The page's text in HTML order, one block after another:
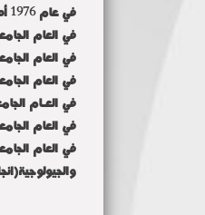
في عام 1976 أصبحت الكلية تابعة لجامعة المنوفية بقرار رئيس مجلس الوزراء رقم 1142 لسنه 1976.
في العام الجامعي 77/1978 أضيفت شعبة اللغة
في العام الجامعي 79/1980 أضيفت شعبة الطبيعة
في العام الجامعي 80/1981 أضيفت الشعب الفنية الزراعية
في العـام الجامعي 88/1989 أضيفــت شــعبة التعلـيم الأساسي أقســام ( اللغة العربية - الدراسات
في العام الجامعي 95/1996 أضيفت شعبة رياض الأطفال وشعبة التعليم الأساسي